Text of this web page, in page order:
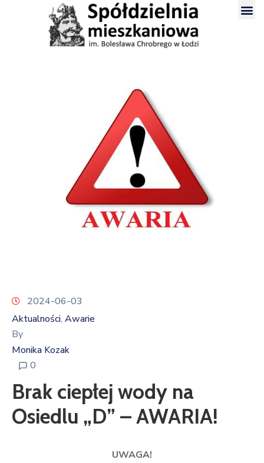
2024-06-03
Aktualności‚ Awarie
By
Monika Kozak
0
Brak ciepłej wody na
Osiedlu „D” – AWARIA!
UWAGA!